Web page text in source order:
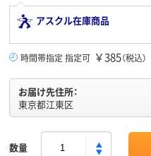
アスクル在庫商品
時間帯指定 指定可 ￥385（税込）
お届け先住所：
東京都江東区
数量